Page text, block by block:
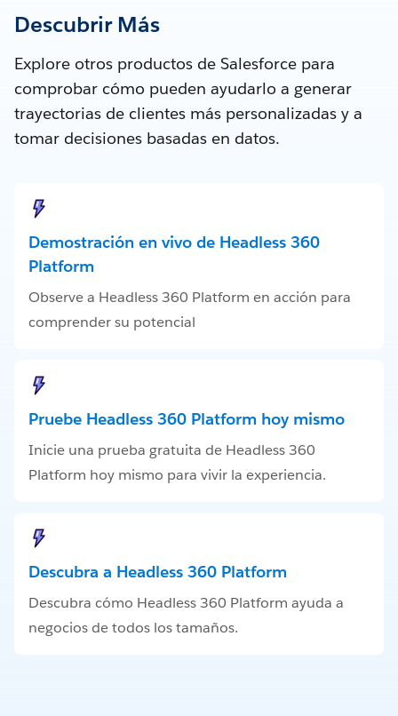
Descubrir Más
Explore otros productos de Salesforce para
comprobar cómo pueden ayudarlo a generar
trayectorias de clientes más personalizadas y a
tomar decisiones basadas en datos.
Demostración en vivo de Headless 360
Platform
Observe a Headless 360 Platform en acción para
comprender su potencial
Pruebe Headless 360 Platform hoy mismo
Inicie una prueba gratuita de Headless 360
Platform hoy mismo para vivir la experiencia.
Descubra a Headless 360 Platform
Descubra cómo Headless 360 Platform ayuda a
negocios de todos los tamaños.